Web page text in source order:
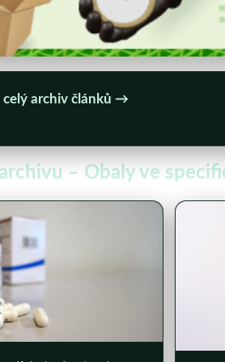
celý archiv článků →
archivu – Obaly ve